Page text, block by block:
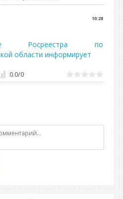
10:28
Росреестра по
области информирует
0.0/0